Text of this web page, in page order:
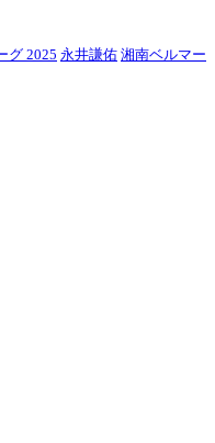
グ 2025 永井謙佑 湘南ベルマー